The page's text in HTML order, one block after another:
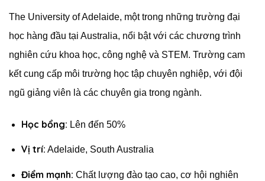
The University of Adelaide, một trong những trường đại
học hàng đầu tại Australia, nổi bật với các chương trình
nghiên cứu khoa học, công nghệ và STEM. Trường cam
kết cung cấp môi trường học tập chuyên nghiệp, với đội
ngũ giảng viên là các chuyên gia trong ngành.
Học bổng: Lên đến 50%
Vị trí: Adelaide, South Australia
Điểm mạnh: Chất lượng đào tạo cao, cơ hội nghiên